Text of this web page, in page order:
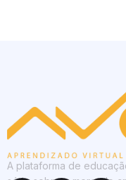
A plataforma de